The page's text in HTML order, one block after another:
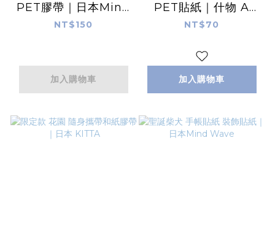
PET膠帶｜日本Mind
Wave
NT$150
加入購物車
PET貼紙｜什物 A
KIND OF CAFE
NT$70
加入購物車